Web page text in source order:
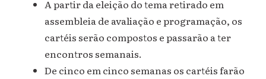
A partir da eleição do tema retirado em
assembleia de avaliação e programação, os
cartéis serão compostos e passarão a ter
encontros semanais.
De cinco em cinco semanas os cartéis farão